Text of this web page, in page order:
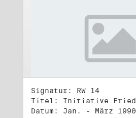
Signatur: RW 14
Datum: Jan. - März 1990